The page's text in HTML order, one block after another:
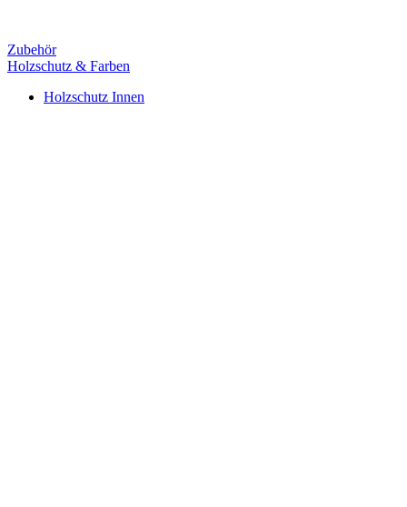
Zubehör
Holzschutz & Farben
Holzschutz Innen